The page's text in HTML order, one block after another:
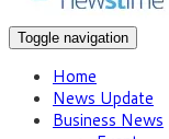
Toggle navigation
Home
News Update
Business News